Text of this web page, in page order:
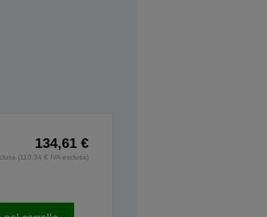
134,61 €
(110,34 € IVA esclusa)